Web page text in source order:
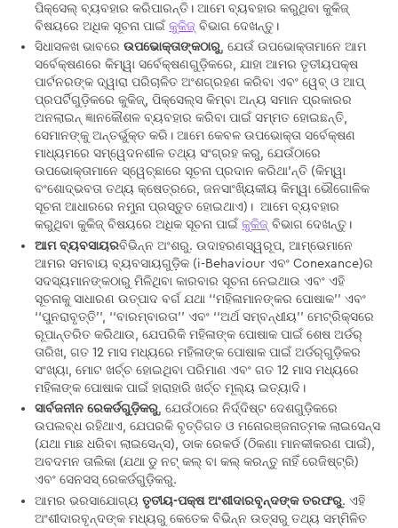
ପିକ୍ସେଲ୍ ବ୍ୟବହାର କରିପାରନ୍ତି। ଆମେ ବ୍ୟବହାର କରୁଥିବା କୁକିଜ୍
ବିଷୟରେ ଅଧିକ ସୂଚନା ପାଇଁକୁକିଜ୍ ବିଭାଗ ଦେଖନ୍ତୁ।
ସିଧାସଳଖ ଭାବରେଉପଭୋକ୍ତାଙ୍କଠାରୁ, ଯେଉଁ ଉପଭୋକ୍ତାମାନେ ଆମ
ସର୍ବେକ୍ଷଣରେ କିମ୍ୱା ସର୍ବେକ୍ଷଣଗୁଡ଼ିକରେ, ଯାହା ଆମର ତୃତୀୟପକ୍ଷ
ପାର୍ଟନରଙ୍କ ଦ୍ୱାରା ପରିଚାଳିତ ଅଂଶଗ୍ରହଣ କରିବା ଏବଂ ୱେବ୍ ଓ ଆପ୍
ପ୍ରପର୍ଟିଗୁଡ଼ିକରେ କୁକିଜ୍, ପିକ୍ସେଲ୍ସ କିମ୍ବା ଅନ୍ୟ ସମାନ ପ୍ରକାରର
ଅନଲାଇନ୍ ଜ୍ଞାନକୌଶଳ ବ୍ୟବହାର କରିବା ପାଇଁ ସମ୍ମତ ହୋଇଛନ୍ତି,
ସେମାନଙ୍କୁ ଅନ୍ତର୍ଭୁକ୍ତ କରି। ଆମେ କେବଳ ଉପଭୋକ୍ତା ସର୍ବେକ୍ଷଣ
ମାଧ୍ୟମରେ ସମ୍ୱେଦନଶୀଳ ତଥ୍ୟ ସଂଗ୍ରହ କରୁ, ଯେଉଁଠାରେ
ଉପଭୋକ୍ତାମାନେ ସ୍ୱେଚ୍ଛାରେ ସୂଚନା ପ୍ରଦାନ କରିଥା’ନ୍ତି (କିମ୍ୱା
ବଂଶୋଦ୍ଭବତା ତଥ୍ୟ କ୍ଷେତ୍ରରେ, ଜନସାଂଖ୍ୟିକୀୟ କିମ୍ୱା ଭୌଗୋଳିକ
ସୂଚନା ଆଧାରରେ ନମୁନା ପ୍ରସ୍ତୁତ ହୋଇଥାଏ)। ଆମେ ବ୍ୟବହାର
କରୁଥିବା କୁକିଜ୍ ବିଷୟରେ ଅଧିକ ସୂଚନା ପାଇଁକୁକିଜ୍ ବିଭାଗ ଦେଖନ୍ତୁ।
ଆମ ବ୍ୟବସାୟରବିଭିନ୍ନ ଅଂଶରୁ. ଉଦାହରଣସ୍ୱରୂପ, ଆମ୍ଭେମାନେ
ଆମର ସମବାୟ ବ୍ୟବସାୟଗୁଡ଼ିକ (i-Behaviour ଏବଂ Conexance)ର
ସଦସ୍ୟମାନଙ୍କଠାରୁ ମିଳିଥିବା କାରବାର ସୂଚନା ନେଇଥାଉ ଏବଂ ଏହି
ସୂଚନାକୁ ସାଧାରଣ ଉତ୍ପାଦ ବର୍ଗ ଯଥା ‘‘ମହିଳାମାନଙ୍କର ପୋଷାକ’’ ଏବଂ
‘‘ପୁନରାବୃତ୍ତି’’, ‘‘ବାରମ୍ବାରତା’’ ଏବଂ ‘‘ଅର୍ଥ ସମ୍ବନ୍ଧୀୟ’’ ମେଟ୍ରିକ୍ସରେ
ରୂପାନ୍ତରିତ କରିଥାଉ, ଯେପରିକି ମହିଳାଙ୍କ ପୋଷାକ ପାଇଁ ଶେଷ ଅର୍ଡର୍
ତାରିଖ, ଗତ 12 ମାସ ମଧ୍ୟରେ ମହିଳାଙ୍କ ପୋଷାକ ପାଇଁ ଅର୍ଡର୍‌ଗୁଡ଼ିକର
ସଂଖ୍ୟା, ମୋଟ ଖର୍ଚ୍ଚ ହୋଇଥିବା ପରିମାଣ ଏବଂ ଗତ 12 ମାସ ମଧ୍ୟରେ
ମହିଳାଙ୍କ ପୋଷାକ ପାଇଁ ହାରାହାରି ଖର୍ଚ୍ଚ ମୂଲ୍ୟ ଇତ୍ୟାଦି।
ସାର୍ବଜନୀନ ରେକର୍ଡଗୁଡ଼ିକରୁ, ଯେଉଁଠାରେ ନିର୍ଦ୍ଦିଷ୍ଟ ଦେଶଗୁଡ଼ିକରେ
ଉପଲବ୍ଧ ରହିଥାଏ, ଯେପରକି ବୃତ୍ତିଗତ ଓ ମନୋରଞ୍ଜନାତ୍ମକ ଲାଇସେନ୍ସ
(ଯଥା ମାଛ ଧରିବା ଲାଇସେନ୍ସ), ଡାକ ରେକର୍ଡ (ଠିକଣା ମାନକୀକରଣ ପାଇଁ),
ଅବଦମନ ତାଲିକା (ଯଥା ଡୁ ନଟ୍ କଲ୍ ବା କଲ୍ କରନ୍ତୁ ନାହିଁ ରେଜିଷ୍ଟ୍ରି)
ଏବଂ ସେନସସ୍ ରେକର୍ଡଗୁଡ଼ିକରୁ.
ଆମର ଭରସାଯୋଗ୍ୟତୃତୀୟ-ପକ୍ଷ ଅଂଶୀଦାରବୃନ୍ଦଙ୍କ ତରଫରୁ. ଏହି
ଅଂଶୀଦାରବୃନ୍ଦଙ୍କ ମଧ୍ୟରୁ କେତେକ ବିଭିନ୍ନ ଉତ୍ସରୁ ତଥ୍ୟ ସମ୍ମିଳିତ